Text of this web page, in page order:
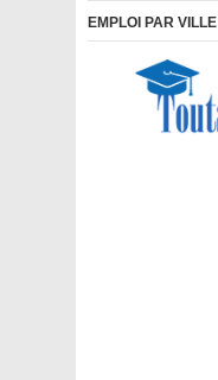
EMPLOI PAR VILLE